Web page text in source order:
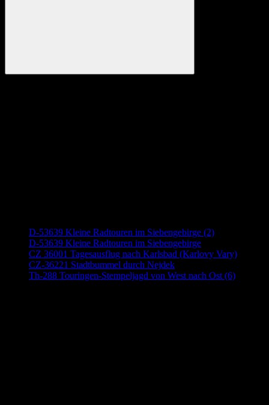
Suchen
D-53639 Kleine Radtouren im Siebengebirge (2)
D-53639 Kleine Radtouren im Siebengebirge
CZ 36001 Tagesausflug nach Karlsbad (Karlovy Vary)
CZ-36221 Stadtbummel durch Nejdek
Th-288 Touringen-Stempeljagd von West nach Ost (6)